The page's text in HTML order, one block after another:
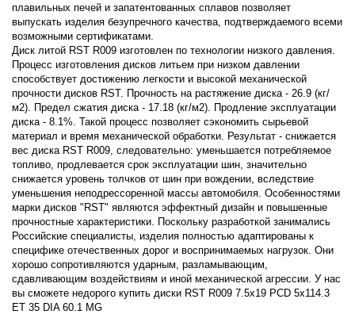
плавильных печей и запатентованных сплавов позволяет
выпускать изделия безупречного качества, подтверждаемого всеми
возможными сертификатами.
Диск литой RST R009 изготовлен по технологии низкого давления.
Процесс изготовления дисков литьем при низком давлении
способствует достижению легкости и высокой механической
прочности дисков RST. Прочность на растяжение диска - 26.9 (кг/
м2). Предел сжатия диска - 17.18 (кг/м2). Продление эксплуатации
диска - 8.1%. Такой процесс позволяет сэкономить сырьевой
материал и время механической обработки. Результат - снижается
вес диска RST R009, следовательно: уменьшается потребляемое
топливо, продлевается срок эксплуатации шин, значительно
снижается уровень толчков от шин при вождении, вследствие
уменьшения неподрессоренной массы автомобиля. Особенностями
марки дисков "RST" являются эффектный дизайн и повышенные
прочностные характеристики. Поскольку разработкой занимались
Российские специалисты, изделия полностью адаптированы к
специфике отечественных дорог и воспринимаемых нагрузок. Они
хорошо сопротивляются ударным, разламывающим,
сдавливающим воздействиям и иной механической агрессии. У нас
вы сможете недорого купить диски RST R009 7.5x19 PCD 5x114.3
ET 35 DIA 60.1 MG